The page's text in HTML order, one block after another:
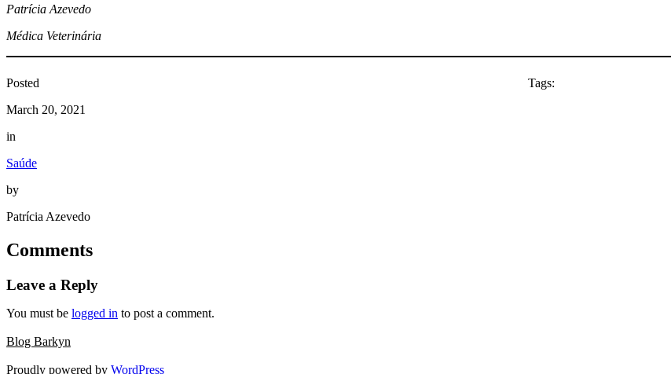
Patrícia Azevedo
Médica Veterinária
Posted
March 20, 2021
in
Saúde
by
Patrícia Azevedo
Tags:
Comments
Leave a Reply
You must be logged in to post a comment.
Blog Barkyn
Proudly powered by WordPress